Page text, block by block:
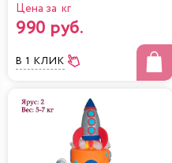
Цена за кг
990 руб.
В 1 КЛИК